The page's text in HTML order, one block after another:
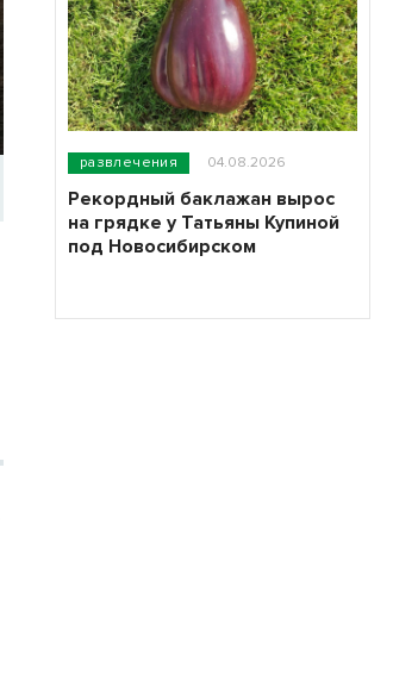
развлечения 04.08.2026
Рекордный баклажан вырос
на грядке у Татьяны Купиной
под Новосибирском